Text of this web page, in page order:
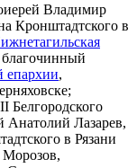
Владимир
Кронштадтского в
епархии,
Белгородского
Анатолий Лазарев,
в Рязани
Морозов,